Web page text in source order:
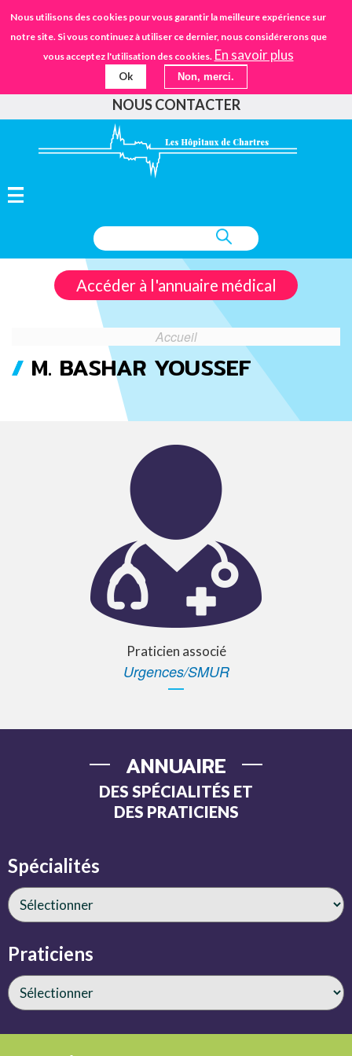
Nous utilisons des cookies pour vous garantir la meilleure expérience sur
notre site. Si vous continuez à utiliser ce dernier, nous considérerons que
vous acceptez l'utilisation des cookies. En savoir plus
Ok Non, merci.
Aller
au
contenu
principal
URGENCES STANDARD
02.37.30.30.30
IFSANTÉ CHARTRES
EHPAD
FAIRE UN DON
NOUS CONTACTER
Accéder à l'annuaire médical
Accueil
M. BASHAR YOUSSEF
Praticien associé
Urgences/SMUR
ANNUAIRE
DES SPÉCIALITÉS ET
DES PRATICIENS
Spécialités
Praticiens